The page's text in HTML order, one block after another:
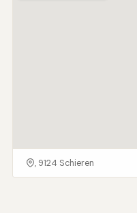
, 9124 Schieren